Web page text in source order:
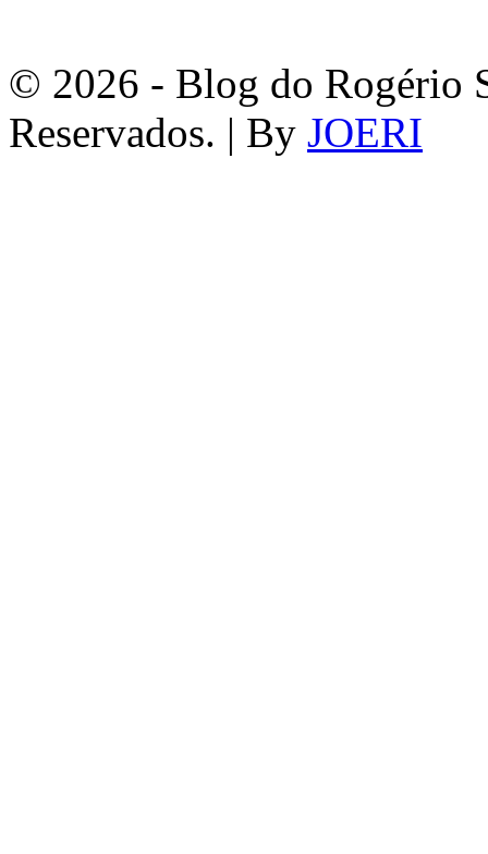
© 2026 - Blog do Rogério
Reservados. | By JOERI